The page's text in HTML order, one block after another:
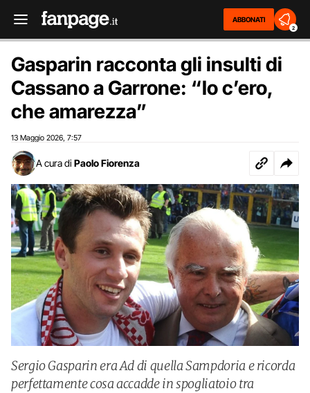
ABBONATI
2
Gasparin racconta gli insulti di
Cassano a Garrone: “Io c’ero,
che amarezza”
13 Maggio 2026 7:57
A cura di Paolo Fiorenza
Sergio Gasparin era Ad di quella Sampdoria e ricorda
perfettamente cosa accadde in spogliatoio tra